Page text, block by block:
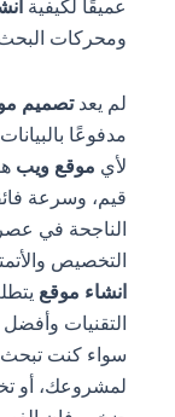
عميقًا لكيفية
ومحركات
لم يعدتصميم
مدفوعًا
لأيموقع ويبهو
قيم، وسرعة
الناجحة في
التخصيص
انشاء موقع
التقنيات وأفضل
سواء كنت تبحث
لمشروعك، أو